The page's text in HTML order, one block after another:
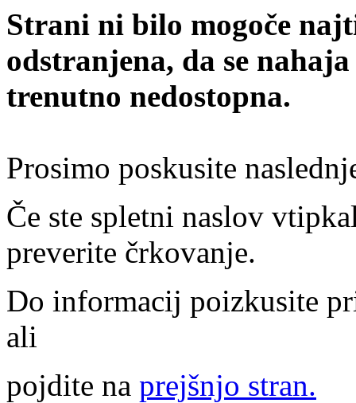
Strani ni bilo mogoče
odstranjena, da se
trenutno nedostopna.
Prosimo poskusite
Če ste spletni naslov
preverite črkovanje.
Do informacij poizkusite
ali
pojdite na prejšnjo stran.